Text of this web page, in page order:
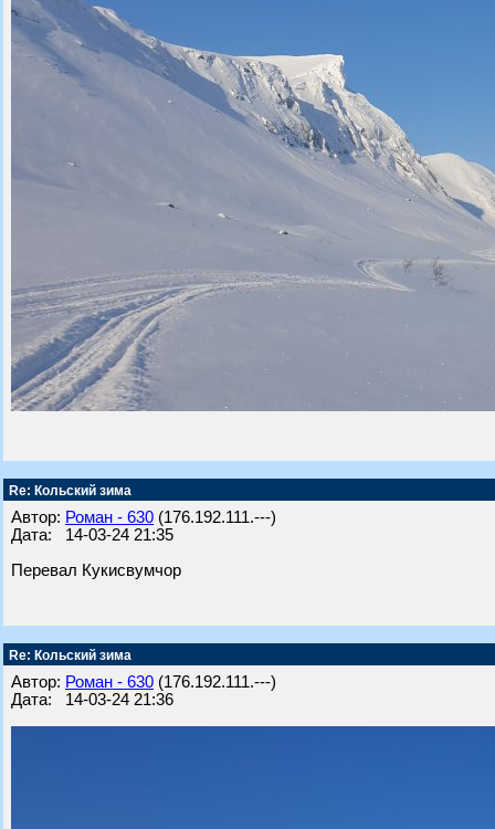
Re: Кольский зима
Автор: Роман - 630 (176.192.111.---)
Дата: 14-03-24 21:35
Перевал Кукисвумчор
Re: Кольский зима
Автор: Роман - 630 (176.192.111.---)
Дата: 14-03-24 21:36